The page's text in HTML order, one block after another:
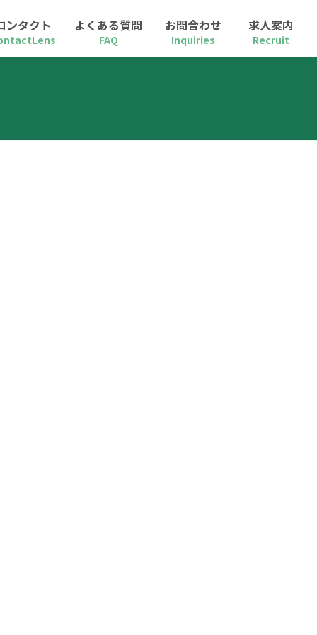
ンタクト よくある質問
FAQ
お問合わせ
Inquiries
求人案内
Recruit